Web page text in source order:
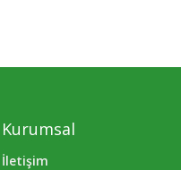
Kurumsal
İletişim